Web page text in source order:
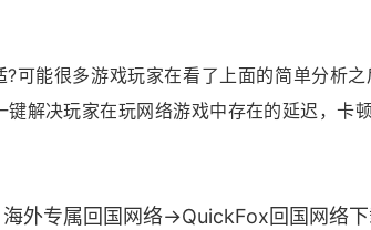
?可能很多游戏玩家在看了上面的简单分析
解决玩家在玩网络游戏中存在的延迟，卡
海外专属回国网络→QuickFox回国网络下